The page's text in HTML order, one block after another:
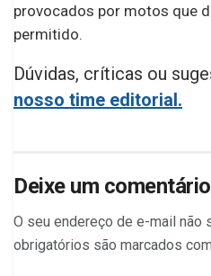
provocados por motos que
permitido.
Dúvidas, críticas ou
nosso time editorial.
Deixe um comentário
O seu endereço de e-mail não
obrigatórios são marcados com